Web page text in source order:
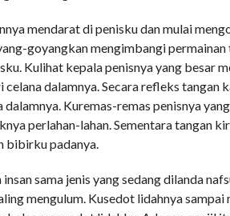
mendarat di penisku dan mulai
goyangkan mengimbangi permainan
Kulihat kepala penisnya yang besar
celana dalamnya. Secara refleks tangan
dalamnya. Kuremas-remas penisnya
perlahan-lahan. Sementara tangan
bibirku padanya.
sama jenis yang sedang dilanda
mengulum. Kusedot lidahnya